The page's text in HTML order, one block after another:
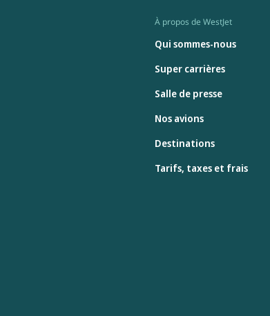
À propos de WestJet
Qui sommes-nous
Super carrières
Salle de presse
Nos avions
Destinations
Tarifs, taxes et frais